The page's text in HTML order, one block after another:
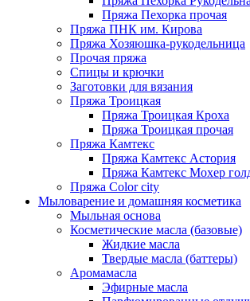
Пряжа Пехорка прочая
Пряжа ПНК им. Кирова
Пряжа Хозяюшка-рукодельница
Прочая пряжа
Спицы и крючки
Заготовки для вязания
Пряжа Троицкая
Пряжа Троицкая Кроха
Пряжа Троицкая прочая
Пряжа Камтекс
Пряжа Камтекс Астория
Пряжа Камтекс Мохер
Пряжа Color city
Мыловарение и домашняя косметика
Мыльная основа
Косметические масла (базовые)
Жидкие масла
Твердые масла (баттеры)
Аромамасла
Эфирные масла